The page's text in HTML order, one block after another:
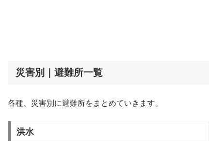
災害別｜避難所一覧
各種、災害別に避難所をまとめていきます。
洪水